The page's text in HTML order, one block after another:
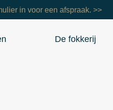
in voor een afspraak. >>
De fokkerij